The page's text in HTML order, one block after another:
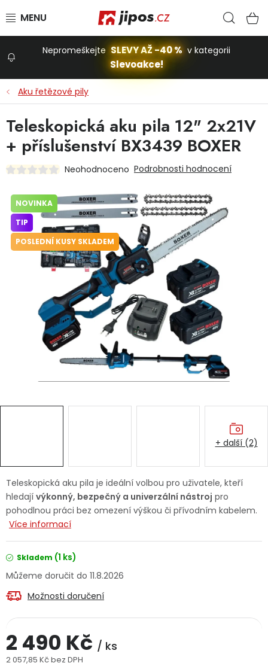
Stavba a dům
Dílna
Domácnost
Dětská hřiště
Autodoplňky
Vánoce
Ochranné pomůcky
Značky
Jaký je aktuální stav mé objednávky?
Velkoobchodní spolupráce (B2B)
Doprava a platba
Nepromeškejte SLEVY AŽ -40 % v kategorii
Slevoakce!
Aku řetězové pily
Teleskopická aku pila je ideální volbou pro uživatele, kteří
hledají výkonný, bezpečný a univerzální nástroj pro
pohodlnou práci bez omezení výškou či přívodním kabelem.
Více informací
Skladem (1 ks)
11.8.2026
Možnosti doručení
2 490 Kč / ks
2 057,85 Kč bez DPH
Teleskopická aku pila 12" 2x21V
+ příslušenství BX3439 BOXER
Neohodnoceno Podrobnosti hodnocení
NOVINKA
TIP
POSLEDNÍ KUSY SKLADEM
+ další (2)